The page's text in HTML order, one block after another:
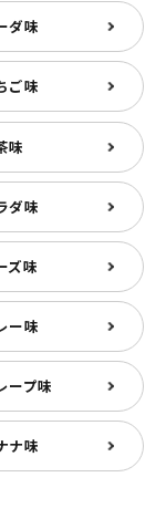
ダ味
ご味
味
ダ味
ズ味
ー味
ープ味
ナ味